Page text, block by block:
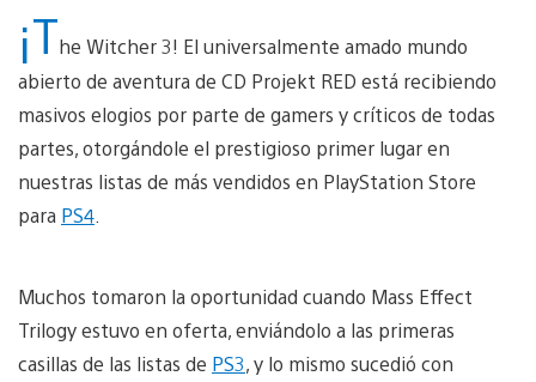
¡The Witcher 3! El universalmente amado mundo
abierto de aventura de CD Projekt RED está recibiendo
masivos elogios por parte de gamers y críticos de todas
partes, otorgándole el prestigioso primer lugar en
nuestras listas de más vendidos en PlayStation Store
para PS4
Muchos tomaron la oportunidad cuando Mass Effect
Trilogy estuvo en oferta, enviándolo a las primeras
casillas de las listas de PS3, y lo mismo sucedió con